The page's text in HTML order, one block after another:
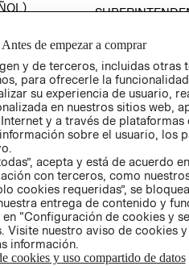
(INGLÉS)
COMERCIO - SIC
PETICIONES
QUEJAS Y
RECLAMOS
Antes de empezar a comprar
y de terceros, incluidas otras
para ofrecerle la
su experiencia de usuario,
en nuestros sitios web,
y a través de plataformas
sobre el usuario, los
acepta y está de acuerdo
con terceros, como
cookies requeridas”, se
entrega de contenido y
“Configuración de cookies y
Visite nuestro aviso de cookies
información.
cookies y uso compartido de datos